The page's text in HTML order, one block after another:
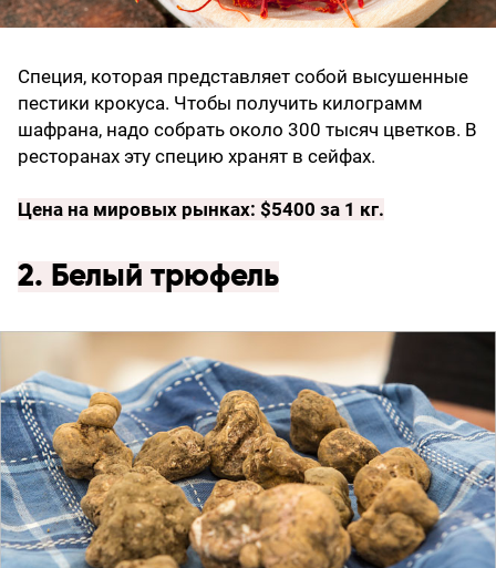
Специя, которая представляет собой высушенные
пестики крокуса. Чтобы получить килограмм
шафрана, надо собрать около 300 тысяч цветков. В
ресторанах эту специю хранят в сейфах.
Цена на мировых рынках: $5400 за 1 кг.
2. Белый трюфель